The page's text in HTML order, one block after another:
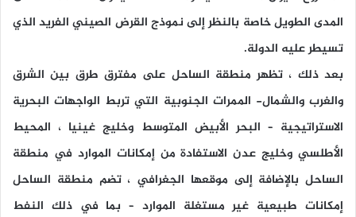
المدى الطويل خاصة بالنظر إلى نموذج القرض الصيني الفريد الذي
تسيطر عليه الدولة.
بعد ذلك ، تظهر منطقة الساحل على مفترق طرق بين الشرق
والغرب والشمال- الممرات الجنوبية التي تربط الواجهات البحرية
الاستراتيجية – البحر الأبيض المتوسط وخليج غينيا ، المحيط
الأطلسي وخليج عدن الاستفادة من إمكانات الموارد في منطقة
الساحل بالإضافة إلى موقعها الجغرافي ، تضم منطقة الساحل
إمكانات طبيعية غير مستغلة الموارد – بما في ذلك النفط